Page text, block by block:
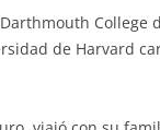
College
de Harvard